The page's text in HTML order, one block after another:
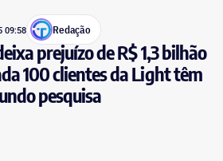
09:58 Redação
prejuízo de R$ 1,3 bilhão
100 clientes da Light têm
pesquisa